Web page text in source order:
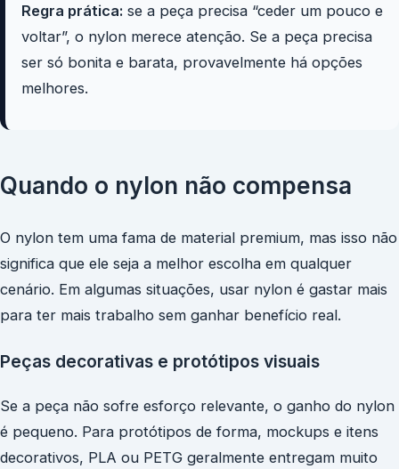
Regra prática: se a peça precisa “ceder um pouco e
voltar”, o nylon merece atenção. Se a peça precisa
ser só bonita e barata, provavelmente há opções
melhores.
Quando o nylon não compensa
O nylon tem uma fama de material premium, mas isso não
significa que ele seja a melhor escolha em qualquer
cenário. Em algumas situações, usar nylon é gastar mais
para ter mais trabalho sem ganhar benefício real.
Peças decorativas e protótipos visuais
Se a peça não sofre esforço relevante, o ganho do nylon
é pequeno. Para protótipos de forma, mockups e itens
decorativos, PLA ou PETG geralmente entregam muito